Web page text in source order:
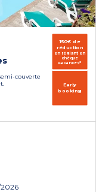
couverte
150€ de
réduction
en réglant en
chèque
vacances*
Early
booking